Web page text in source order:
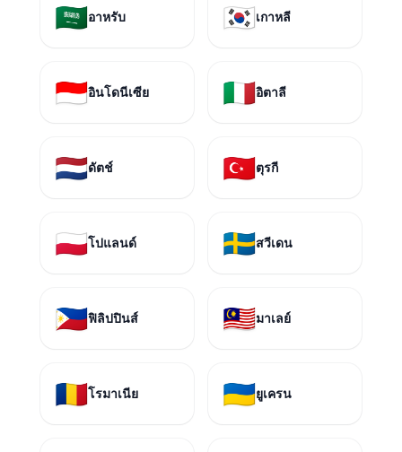
🇸🇦อาหรับ 🇰🇷เกาหลี
🇮🇩อินโดนีเซีย 🇮🇹อิตาลี
🇳🇱ดัตช์ 🇹🇷ตุรกี
🇵🇱โปแลนด์ 🇸🇪สวีเดน
🇵🇭ฟิลิปปินส์ 🇲🇾มาเลย์
🇷🇴โรมาเนีย 🇺🇦ยูเครน